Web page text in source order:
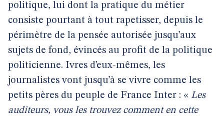
politique, lui dont la pratique du métier
consiste pourtant à tout rapetisser, depuis le
périmètre de la pensée autorisée jusqu’aux
sujets de fond, évincés au profit de la politique
politicienne. Ivres d’eux-mêmes, les
journalistes vont jusqu’à se vivre comme les
petits pères du peuple de France Inter : « Les
auditeurs, vous les trouvez comment en cette